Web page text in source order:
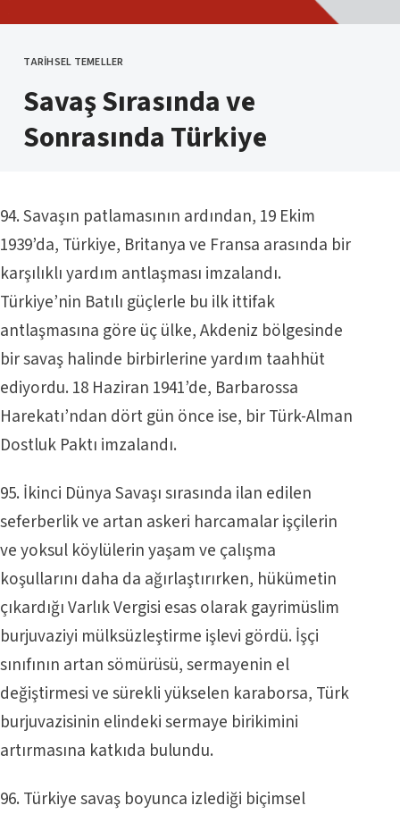
KATEGORI
TARIHSEL TEMELLER
Savaş Sırasında ve
Sonrasında Türkiye
94. Savaşın patlamasının ardından, 19 Ekim
1939’da, Türkiye, Britanya ve Fransa arasında bir
karşılıklı yardım antlaşması imzalandı.
Türkiye’nin Batılı güçlerle bu ilk ittifak
antlaşmasına göre üç ülke, Akdeniz bölgesinde
bir savaş halinde birbirlerine yardım taahhüt
ediyordu. 18 Haziran 1941’de, Barbarossa
Harekatı’ndan dört gün önce ise, bir Türk-Alman
Dostluk Paktı imzalandı.
95. İkinci Dünya Savaşı sırasında ilan edilen
seferberlik ve artan askeri harcamalar işçilerin
ve yoksul köylülerin yaşam ve çalışma
koşullarını daha da ağırlaştırırken, hükümetin
çıkardığı Varlık Vergisi esas olarak gayrimüslim
burjuvaziyi mülksüzleştirme işlevi gördü. İşçi
sınıfının artan sömürüsü, sermayenin el
değiştirmesi ve sürekli yükselen karaborsa, Türk
burjuvazisinin elindeki sermaye birikimini
artırmasına katkıda bulundu.
96. Türkiye savaş boyunca izlediği biçimsel